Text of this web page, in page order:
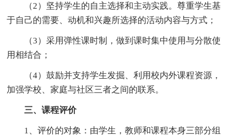
（2）坚持学生的自主选择和主动实践。尊重学生基
于自己的需要、动机和兴趣所选择的活动内容与方式；
（3）采用弹性课时制，做到课时集中使用与分散使
用相结合；
（4）鼓励并支持学生发掘、利用校内外课程资源，
加强学校、家庭与社区三者之间的联系。
三、课程评价
1、评价的对象：由学生，教师和课程本身三部分组